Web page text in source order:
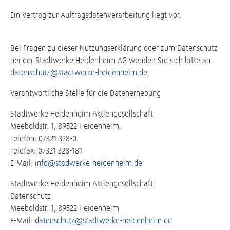
Ein Vertrag zur Auftragsdatenverarbeitung liegt vor.
Bei Fragen zu dieser Nutzungserklärung oder zum Datenschutz
bei der Stadtwerke Heidenheim AG wenden Sie sich bitte an
datenschutz@stadtwerke-heidenheim.de.
Verantwortliche Stelle für die Datenerhebung
Stadtwerke Heidenheim Aktiengesellschaft
Meeboldstr. 1, 89522 Heidenheim,
Telefon: 07321 328-0
Telefax: 07321 328-181
E-Mail: info@stadwerke-heidenheim.de
Stadtwerke Heidenheim Aktiengesellschaft
Datenschutz
Meeboldstr. 1, 89522 Heidenheim
E-Mail: datenschutz@stadtwerke-heidenheim.de